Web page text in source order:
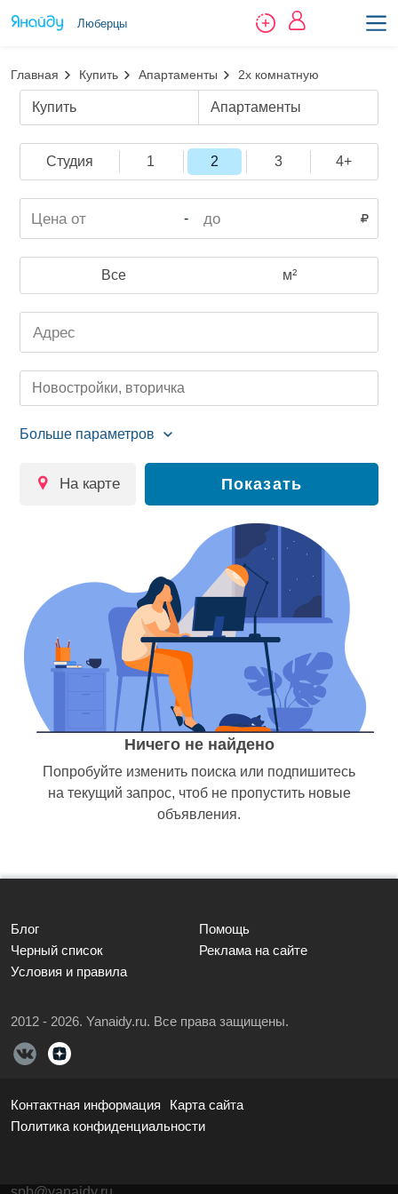
Люберцы
Главная Купить Апартаменты 2х комнатную
Купить Апартаменты
Студия 1 2 3 4+
-
Все м²
Новостройки, вторичка
на карте Показать
Ничего не найдено
Попробуйте изменить поиска или подпишитесь
на текущий запрос, чтоб не пропустить новые
объявления.
Блог
Помощь
Черный список
Реклама на сайте
Условия и правила
2012 - 2026. Yanaidy.ru. Все права защищены.
Контактная информация
Карта сайта
Политика конфиденциальности